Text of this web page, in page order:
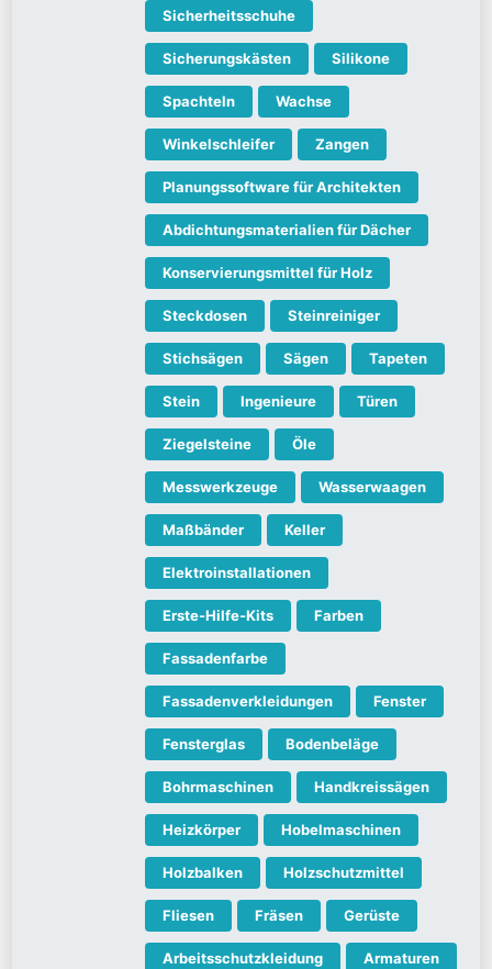
Sicherheitsschuhe
Sicherungskästen Silikone
Spachteln Wachse
Winkelschleifer Zangen
Planungssoftware für Architekten
Abdichtungsmaterialien für Dächer
Konservierungsmittel für Holz
Steckdosen Steinreiniger
Stichsägen Sägen Tapeten
Stein Ingenieure Türen
Ziegelsteine Öle
Messwerkzeuge Wasserwaagen
Maßbänder Keller
Elektroinstallationen
Erste-Hilfe-Kits Farben
Fassadenfarbe
Fassadenverkleidungen Fenster
Fensterglas Bodenbeläge
Bohrmaschinen Handkreissägen
Heizkörper Hobelmaschinen
Holzbalken Holzschutzmittel
Fliesen Fräsen Gerüste
Arbeitsschutzkleidung Armaturen